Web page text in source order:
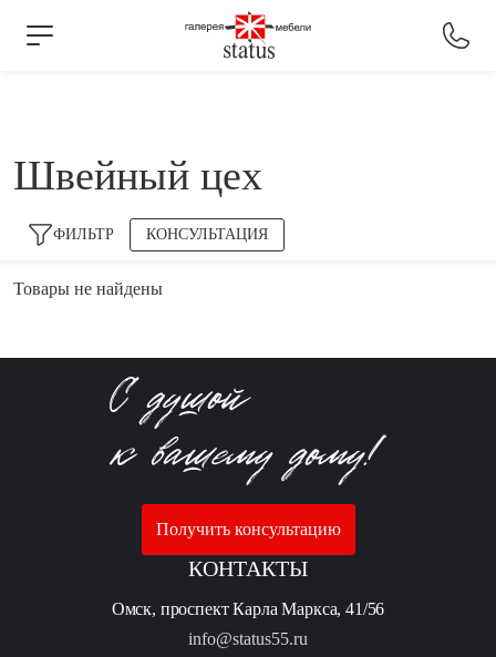
Швейный цех
ФИЛЬТР КОНСУЛЬТАЦИЯ
Товары не найдены
Получить консультацию
КОНТАКТЫ
Омск, проспект Карла Маркса, 41/56
info@status55.ru